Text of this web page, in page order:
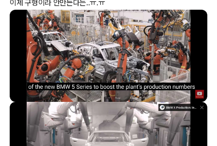
이제 구형이라 안만든다는..ㅠ.ㅠ